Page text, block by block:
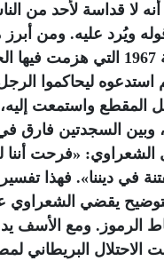
لا قداسة لأحد من
ويُرد عليه. ومن
الذي صرّح به لدى سماعه عن
ليحاكموا الرجل
المقطع واستمعت
وبين السجدتين فارق
الشعراوي: «فرحت أننا
في ديننا». فهذا
يقضي الشعراوي
الرموز. ومع الأسف
الاحتلال البريطاني